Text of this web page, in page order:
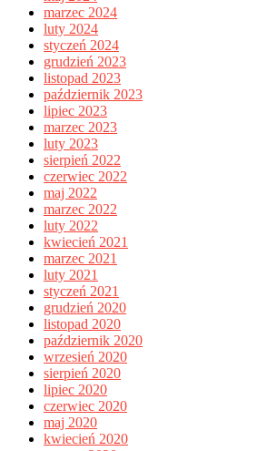
marzec 2024
luty 2024
styczeń 2024
grudzień 2023
listopad 2023
październik 2023
lipiec 2023
marzec 2023
luty 2023
sierpień 2022
czerwiec 2022
maj 2022
marzec 2022
luty 2022
kwiecień 2021
marzec 2021
luty 2021
styczeń 2021
grudzień 2020
listopad 2020
październik 2020
wrzesień 2020
sierpień 2020
lipiec 2020
czerwiec 2020
maj 2020
kwiecień 2020